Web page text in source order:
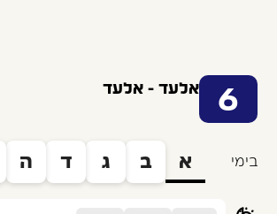
6 אלעד - אלעד
בימי א ב ג ד ה